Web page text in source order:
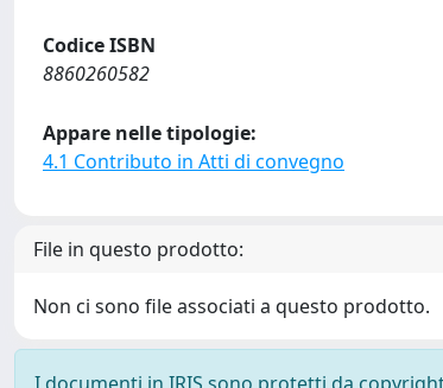
Codice ISBN
8860260582
Appare nelle tipologie:
4.1 Contributo in Atti di convegno
File in questo prodotto:
Non ci sono file associati a questo prodotto.